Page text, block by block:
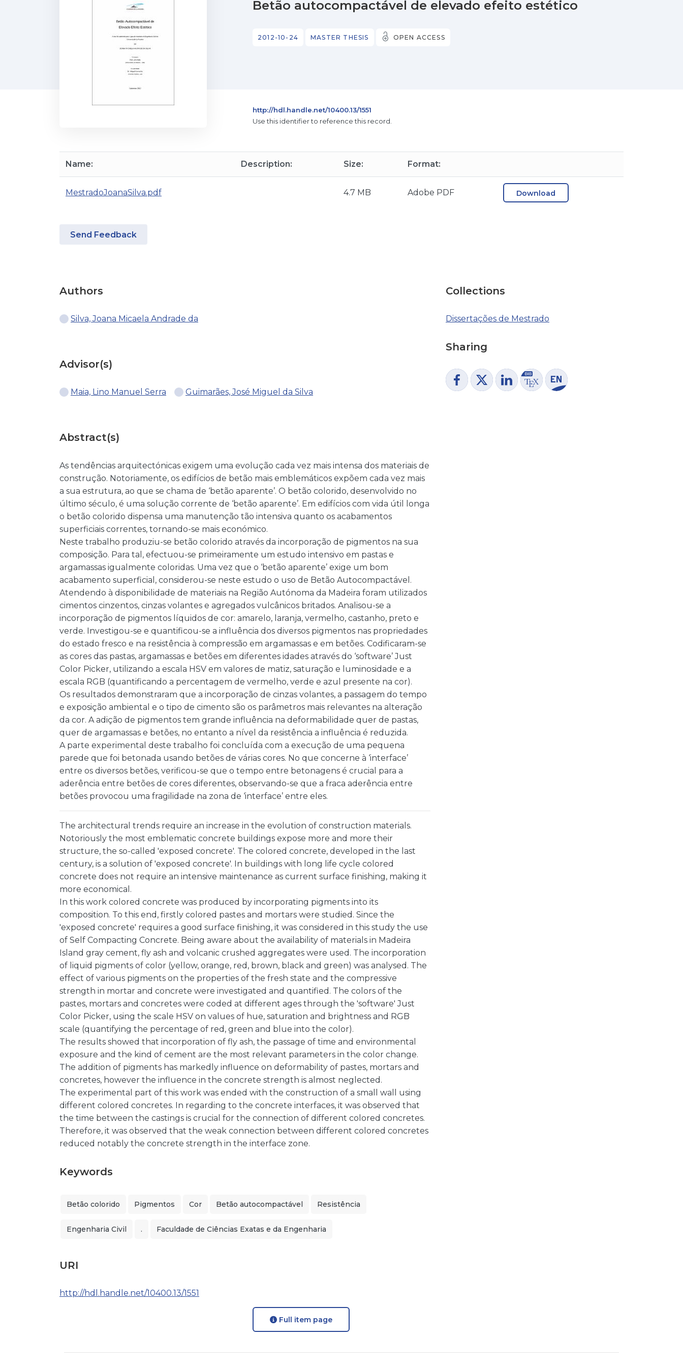
Betão autocompactável de elevado efeito estético
2012-10-24 MASTER THESIS OPEN ACCESS
http://hdl.handle.net/10400.13/1551
Use this identifier to reference this record.
Name: Description: Size: Format:
MestradoJoanaSilva.pdf 4.7 MB Adobe PDF Download
Send Feedback
Authors
Silva, Joana Micaela Andrade da
Advisor(s)
Maia, Lino Manuel Serra Guimarães, José Miguel da Silva
Abstract(s)
As tendências arquitectónicas exigem uma evolução cada vez mais intensa dos materiais de
construção. Notoriamente, os edifícios de betão mais emblemáticos expõem cada vez mais
a sua estrutura, ao que se chama de ‘betão aparente’. O betão colorido, desenvolvido no
último século, é uma solução corrente de ‘betão aparente’. Em edifícios com vida útil longa
o betão colorido dispensa uma manutenção tão intensiva quanto os acabamentos
superficiais correntes, tornando-se mais económico.
Neste trabalho produziu-se betão colorido através da incorporação de pigmentos na sua
composição. Para tal, efectuou-se primeiramente um estudo intensivo em pastas e
argamassas igualmente coloridas. Uma vez que o ‘betão aparente’ exige um bom
acabamento superficial, considerou-se neste estudo o uso de Betão Autocompactável.
Atendendo à disponibilidade de materiais na Região Autónoma da Madeira foram utilizados
cimentos cinzentos, cinzas volantes e agregados vulcânicos britados. Analisou-se a
incorporação de pigmentos líquidos de cor: amarelo, laranja, vermelho, castanho, preto e
verde. Investigou-se e quantificou-se a influência dos diversos pigmentos nas propriedades
do estado fresco e na resistência à compressão em argamassas e em betões. Codificaram-se
as cores das pastas, argamassas e betões em diferentes idades através do ‘software’ Just
Color Picker, utilizando a escala HSV em valores de matiz, saturação e luminosidade e a
escala RGB (quantificando a percentagem de vermelho, verde e azul presente na cor).
Os resultados demonstraram que a incorporação de cinzas volantes, a passagem do tempo
e exposição ambiental e o tipo de cimento são os parâmetros mais relevantes na alteração
da cor. A adição de pigmentos tem grande influência na deformabilidade quer de pastas,
quer de argamassas e betões, no entanto a nível da resistência a influência é reduzida.
A parte experimental deste trabalho foi concluída com a execução de uma pequena
parede que foi betonada usando betões de várias cores. No que concerne à ‘interface’
entre os diversos betões, verificou-se que o tempo entre betonagens é crucial para a
aderência entre betões de cores diferentes, observando-se que a fraca aderência entre
betões provocou uma fragilidade na zona de ‘interface’ entre eles.
The architectural trends require an increase in the evolution of construction materials.
Notoriously the most emblematic concrete buildings expose more and more their
structure, the so-called 'exposed concrete'. The colored concrete, developed in the last
century, is a solution of 'exposed concrete'. In buildings with long life cycle colored
concrete does not require an intensive maintenance as current surface finishing, making it
more economical.
In this work colored concrete was produced by incorporating pigments into its
composition. To this end, firstly colored pastes and mortars were studied. Since the
'exposed concrete' requires a good surface finishing, it was considered in this study the use
of Self Compacting Concrete. Being aware about the availability of materials in Madeira
Island gray cement, fly ash and volcanic crushed aggregates were used. The incorporation
of liquid pigments of color (yellow, orange, red, brown, black and green) was analysed. The
effect of various pigments on the properties of the fresh state and the compressive
strength in mortar and concrete were investigated and quantified. The colors of the
pastes, mortars and concretes were coded at different ages through the 'software' Just
Color Picker, using the scale HSV on values of hue, saturation and brightness and RGB
scale (quantifying the percentage of red, green and blue into the color).
The results showed that incorporation of fly ash, the passage of time and environmental
exposure and the kind of cement are the most relevant parameters in the color change.
The addition of pigments has markedly influence on deformability of pastes, mortars and
concretes, however the influence in the concrete strength is almost neglected.
The experimental part of this work was ended with the construction of a small wall using
different colored concretes. In regarding to the concrete interfaces, it was observed that
the time between the castings is crucial for the connection of different colored concretes.
Therefore, it was observed that the weak connection between different colored concretes
reduced notably the concrete strength in the interface zone.
Keywords
Betão colorido Pigmentos Cor Betão autocompactável Resistência
Engenharia Civil . Faculdade de Ciências Exatas e da Engenharia
URI
http://hdl.handle.net/10400.13/1551
Collections
Dissertações de Mestrado
Sharing
Full item page